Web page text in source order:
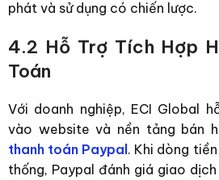
phát và sử dụng có chiến lược.
4.2 Hỗ Trợ Tích Hợp
Toán
Với doanh nghiệp, ECI Global
vào website và nền tảng bán
thanh toán Paypal. Khi dòng
thống, Paypal đánh giá giao